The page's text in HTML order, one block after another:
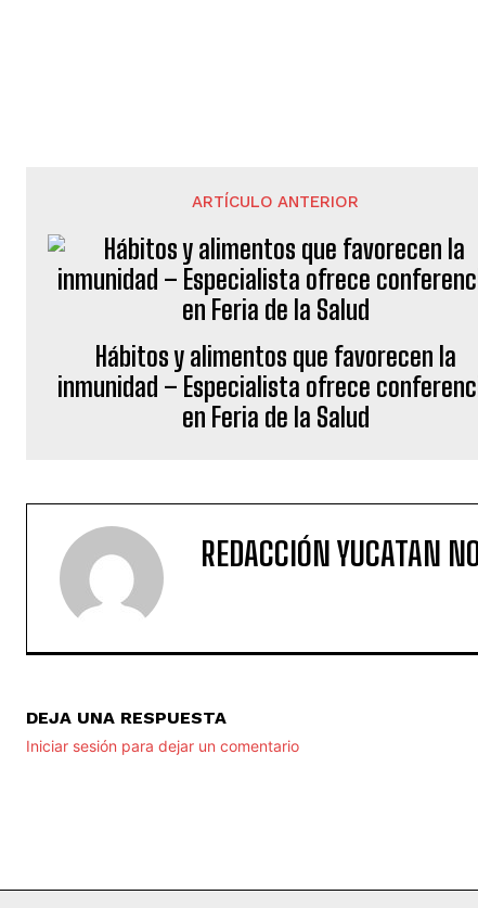
ARTÍCULO ANTERIOR
Hábitos y alimentos que favorecen la
inmunidad – Especialista ofrece
en Feria de la Salud
REDACCIÓN YUCATAN
DEJA UNA RESPUESTA
Iniciar sesión para dejar un comentario